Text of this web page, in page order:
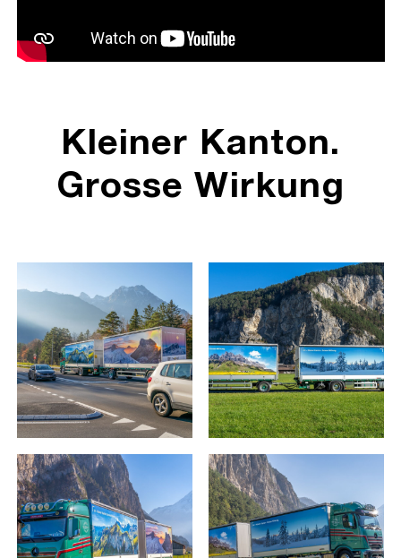
Kleiner Kanton.
Grosse Wirkung